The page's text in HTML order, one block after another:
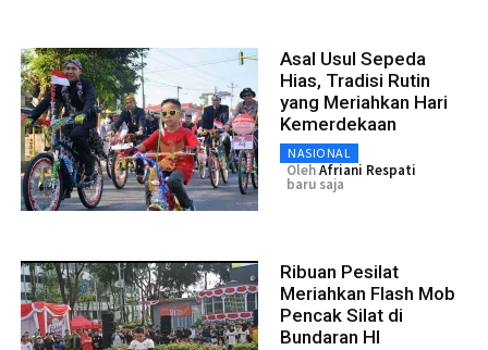
Asal Usul Sepeda
Hias, Tradisi Rutin
yang Meriahkan Hari
Kemerdekaan
NASIONAL
OlehAfriani Respati
baru saja
Ribuan Pesilat
Meriahkan Flash Mob
Pencak Silat di
Bundaran HI